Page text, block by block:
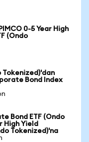
0-5 Year High
(Ondo
Tokenized)'dan
Bond Index
Bond ETF (Ondo
High Yield
Tokenized)'na